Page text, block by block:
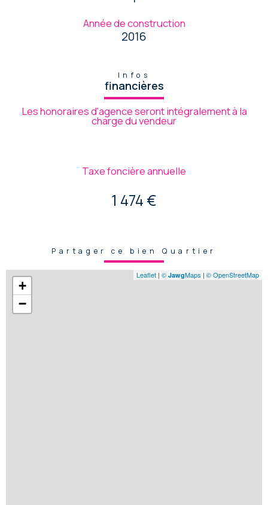
Année de construction
2016
Infos
financières
Les honoraires d'agence seront intégralement à la
charge du vendeur
Taxe foncière annuelle
1 474 €
Partager ce bien Quartier
+
−
Leaflet | © JawgMaps | © OpenStreetMap